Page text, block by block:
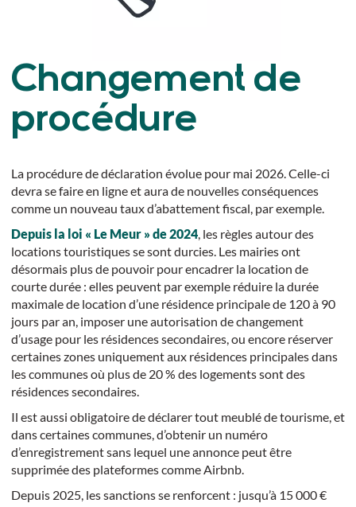
Changement de
procédure
La procédure de déclaration évolue pour mai 2026. Celle-ci
devra se faire en ligne et aura de nouvelles conséquences
comme un nouveau taux d’abattement fiscal, par exemple.
Depuis la loi « Le Meur » de 2024, les règles autour des
locations touristiques se sont durcies. Les mairies ont
désormais plus de pouvoir pour encadrer la location de
courte durée : elles peuvent par exemple réduire la durée
maximale de location d’une résidence principale de 120 à 90
jours par an, imposer une autorisation de changement
d’usage pour les résidences secondaires, ou encore réserver
certaines zones uniquement aux résidences principales dans
les communes où plus de 20 % des logements sont des
résidences secondaires.
Il est aussi obligatoire de déclarer tout meublé de tourisme, et
dans certaines communes, d’obtenir un numéro
d’enregistrement sans lequel une annonce peut être
supprimée des plateformes comme Airbnb.
Depuis 2025, les sanctions se renforcent : jusqu’à 15 000 €